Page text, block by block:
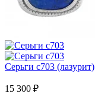
Серьги с703 (лазурит)
15 300 ₽